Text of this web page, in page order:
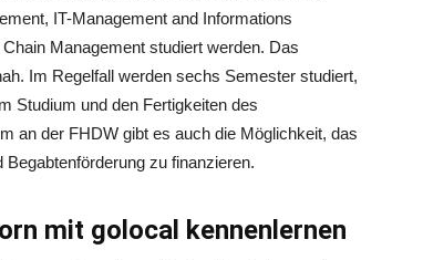
IT-Management and Informations
Management studiert werden. Das
Im Regelfall werden sechs Semester studiert,
Studium und den Fertigkeiten des
an der FHDW gibt es auch die Möglichkeit, das
zu finanzieren.
mit golocal kennenlernen